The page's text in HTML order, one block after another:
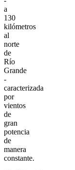
a
130
kilómetros
al
norte
de
Río
Grande
-
caracterizada
por
vientos
de
gran
potencia
de
manera
constante.